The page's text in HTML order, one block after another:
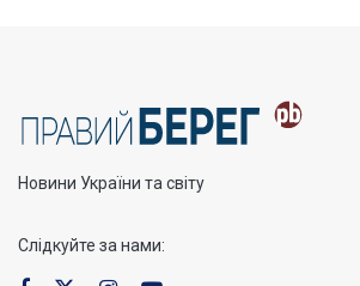
Новини України та світу
Слідкуйте за нами: